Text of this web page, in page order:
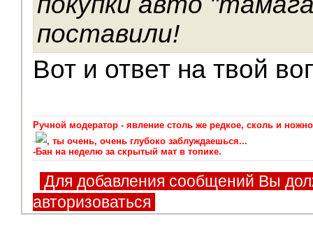
поставили!
Вот и ответ на твой
Ручной модератор - явление столь же редкое, сколь и
-
, ты очень, очень глубоко заблуждаешься...
-Бан на неделю за скрытый мат в топике.
Для добавления сообщений Вы
авторизоваться